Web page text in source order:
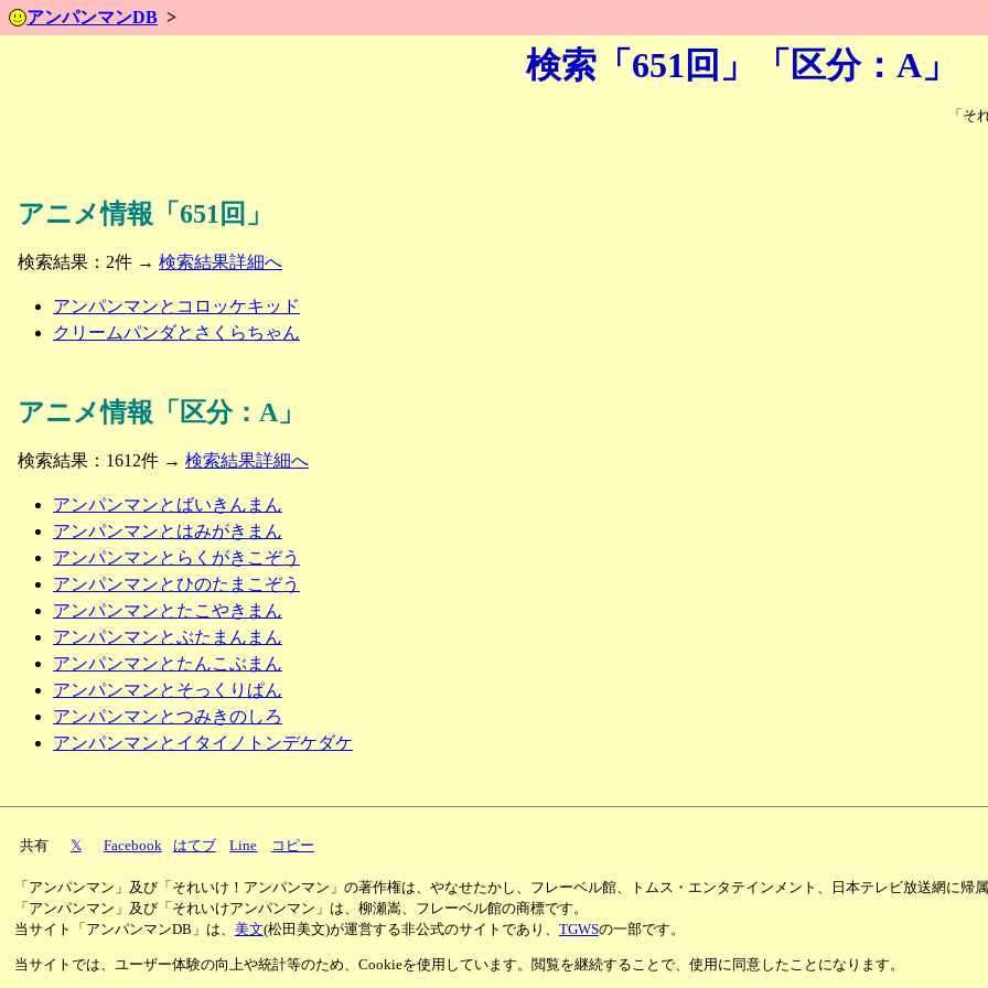
アンパンマンDB
検索「651回」「区分：A」
「そ
アニメ情報「651回」
検索結果：2件 → 検索結果詳細へ
アンパンマンとコロッケキッド
クリームパンダとさくらちゃん
アニメ情報「区分：A」
検索結果：1612件 → 検索結果詳細へ
アンパンマンとばいきんまん
アンパンマンとはみがきまん
アンパンマンとらくがきこぞう
アンパンマンとひのたまこぞう
アンパンマンとたこやきまん
アンパンマンとぶたまんまん
アンパンマンとたんこぶまん
アンパンマンとそっくりぱん
アンパンマンとつみきのしろ
アンパンマンとイタイノトンデケダケ
共有 𝕏 Facebook はてブ Line コピー
「アンパンマン」及び「それいけ！アンパンマン」の著作権は、やなせたかし、フレーベル館、トムス・エンタテインメント、日本テレビ放送網に帰属
「アンパンマン」及び「それいけアンパンマン」は、柳瀬嵩、フレーベル館の商標です。
当サイト「アンパンマンDB」は、 美文(松田美文)が運営する非公式のサイトであり、 TGWSの一部です。
当サイトでは、ユーザー体験の向上や統計等のため、Cookieを使用しています。閲覧を継続することで、使用に同意したことになります。